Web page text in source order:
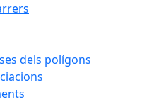
dels polígons